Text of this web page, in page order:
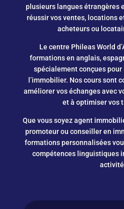
plusieurs langues étrangères
réussir vos ventes, locations
acheteurs ou
Le centre Phileas World
formations en anglais,
spécialement conçues
l’immobilier. Nos cours sont
améliorer vos échanges avec
et à optimiser vos
Que vous soyez agent
promoteur ou conseiller en
formations personnalisées
compétences linguistiques